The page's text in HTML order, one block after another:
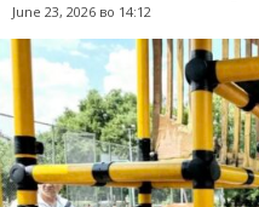
June 23, 2026 во 14:12